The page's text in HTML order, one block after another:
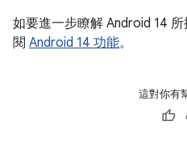
如要進一步瞭解 Android 14
閱 Android 14 功能。
這對你有